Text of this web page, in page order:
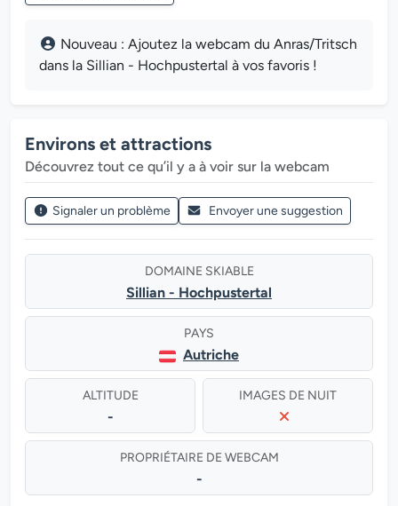
Nouveau : Ajoutez la webcam du Anras/Tritsch
dans la Sillian - Hochpustertal à vos favoris !
Environs et attractions
Découvrez tout ce qu’il y a à voir sur la webcam
Signaler un problème Envoyer une suggestion
DOMAINE SKIABLE
Sillian - Hochpustertal
PAYS
Autriche
ALTITUDE
-
IMAGES DE NUIT
PROPRIÉTAIRE DE WEBCAM
-